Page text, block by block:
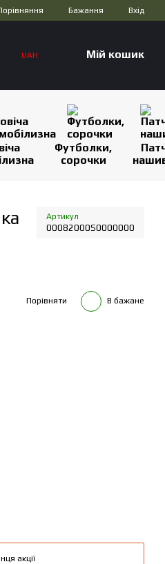
Бажання Вхід
UAH Мій кошик
Футболки,
сорочки
Артикул
00082000S0000000
Порівняти В бажане
акції